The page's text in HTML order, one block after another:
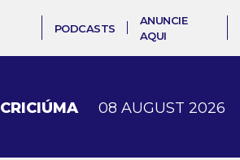
PODCASTS
ANUNCIE
AQUI
CRICIÚMA 08 AUGUST 2026